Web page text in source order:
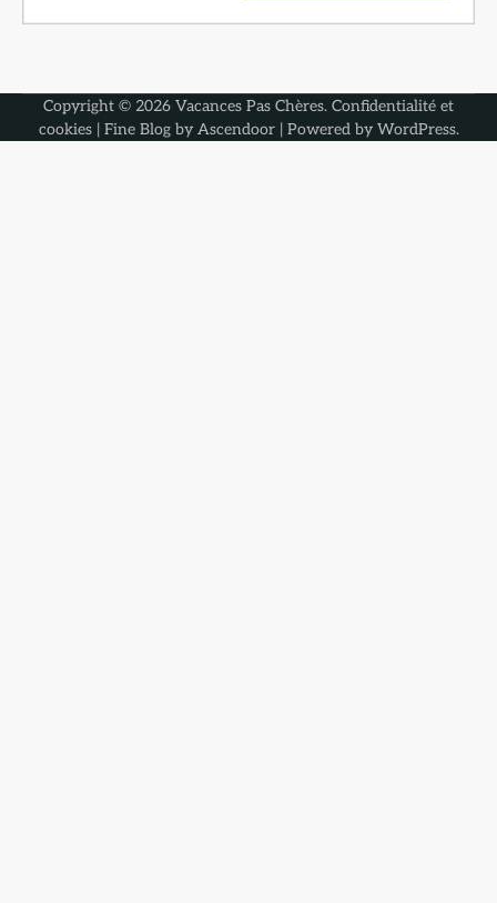
Copyright © 2026 Vacances Pas Chères. Confidentialité et
cookies| Fine Blog by Ascendoor| Powered by WordPress.